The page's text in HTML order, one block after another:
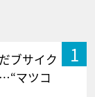
1
ブサイク
マツコ